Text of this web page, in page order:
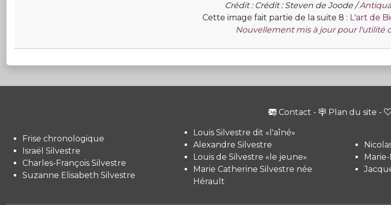
Crédit : Crédit : Steven de Joode /
Cette image fait partie de la suite 8 : L'art de
Nouvellement mis à jour pour l'utilité
Contact - Plan du site -
Frise chronologique
Israël Silvestre
Charles-François Silvestre
Suzanne Elisabeth Silvestre
Louis Silvestre dit «l'aîné»
Alexandre Silvestre
Louis de Silvestre «le jeune»
Marie Catherine Silvestre née
Hérault